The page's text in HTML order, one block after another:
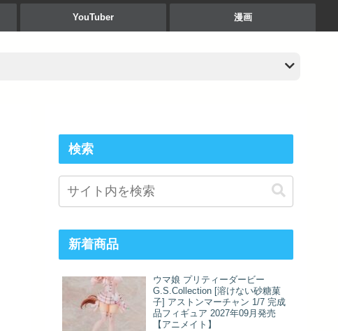
YouTuber 漫画
検索
新着商品
ウマ娘 プリティーダービー
G.S.Collection [溶けない砂糖菓
子] アストンマーチャン 1/7 完成
品フィギュア 2027年09月発売
【アニメイト】